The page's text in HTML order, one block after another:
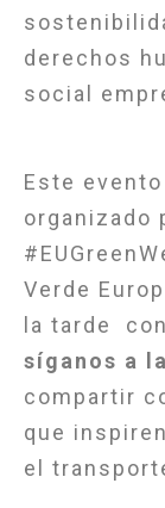
derechos
social
Este
organizado
Verde
la tarde
síganos a
compartir
que
el